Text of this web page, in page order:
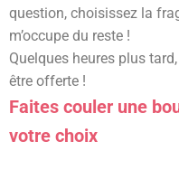
question, choisissez la
m’occupe du reste !
Quelques heures plus
être offerte !
Faites couler une
votre choix